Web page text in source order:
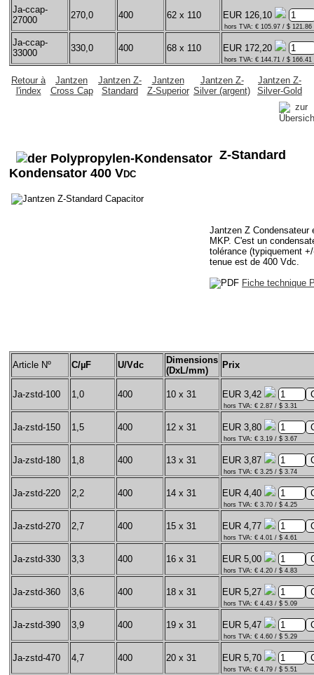
Ja-ccap-
27000
270,0 400 62 x 110 EUR 126,10
hors TVA: € 105.97 / $ 121.86
Ja-ccap-
33000
330,0 400 68 x 110 EUR 172,20
hors TVA: € 144.71 / $ 166.41
Retour à
l'index
Jantzen
Cross Cap
Jantzen Z-
Standard
Jantzen
Z-Superior
Jantzen Z-
Silver (argent)
Jantzen Z-
Silver-Gold
Z-Standard
Kondensator 400 VDC
Jantzen Z Condensateur
MKP. C'est un
tolérance (typiquement
tenue est de 400 Vdc.
Fiche technique
Article Nº C/µF U/Vdc
Dimensions
(DxL/mm)
Prix
Ja-zstd-100 1,0 400 10 x 31 EUR 3,42
hors TVA: € 2.87 / $ 3.31
Ja-zstd-150 1,5 400 12 x 31 EUR 3,80
hors TVA: € 3.19 / $ 3.67
Ja-zstd-180 1,8 400 13 x 31 EUR 3,87
hors TVA: € 3.25 / $ 3.74
Ja-zstd-220 2,2 400 14 x 31 EUR 4,40
hors TVA: € 3.70 / $ 4.25
Ja-zstd-270 2,7 400 15 x 31 EUR 4,77
hors TVA: € 4.01 / $ 4.61
Ja-zstd-330 3,3 400 16 x 31 EUR 5,00
hors TVA: € 4.20 / $ 4.83
Ja-zstd-360 3,6 400 18 x 31 EUR 5,27
hors TVA: € 4.43 / $ 5.09
Ja-zstd-390 3,9 400 19 x 31 EUR 5,47
hors TVA: € 4.60 / $ 5.29
Ja-zstd-470 4,7 400 20 x 31 EUR 5,70
hors TVA: € 4.79 / $ 5.51